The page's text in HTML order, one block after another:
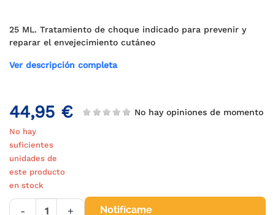
25 ML. Tratamiento de choque indicado para prevenir y
reparar el envejecimiento cutáneo
Ver descripción completa
44,95 € No hay opiniones de momento
No hay
suficientes
unidades de
este producto
en stock
- + Notifícame